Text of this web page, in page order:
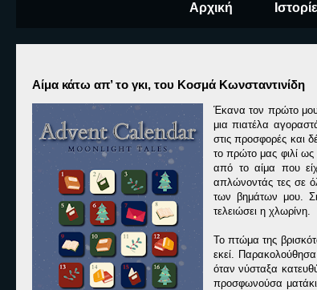
Αρχική
Αίμα κάτω απ’ το γκι, του Κοσμά Κωνσταντινίδη
Έκανα τον πρώτο
μια πιατέλα
στις προσφορές και
το πρώτο μας φιλί
από το αίμα που
απλώνοντάς τες σε
των βημάτων μου.
τελειώσει η χλωρίνη.
Το πτώμα της
εκεί. Παρακολούθησα
όταν νύσταξα
προσφωνούσα